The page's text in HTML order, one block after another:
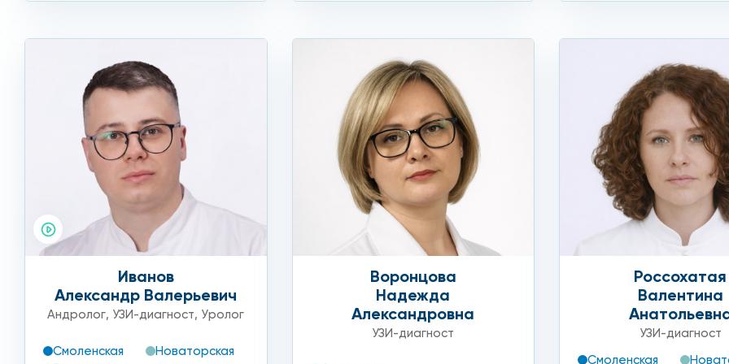
Гипер- или гипоплазию железы.
Гематомы.
Эндокринные расстройства.
Сосудистые патологии.
Доброкачественные образования.
Иванов
Александр Валерьевич
Андролог, УЗИ-диагност, Уролог
Смоленская
Новаторская
Воронцова
Надежда
Александровна
УЗИ-диагност
Россохатая
Валентина
УЗИ-диагност
Смоленская